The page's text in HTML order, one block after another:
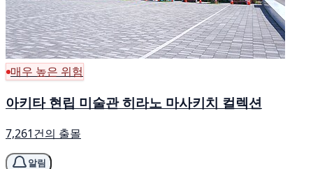
매우 높은 위험
아키타 현립 미술관 히라노 마사키치 컬렉션
7,261건의 출몰
알림